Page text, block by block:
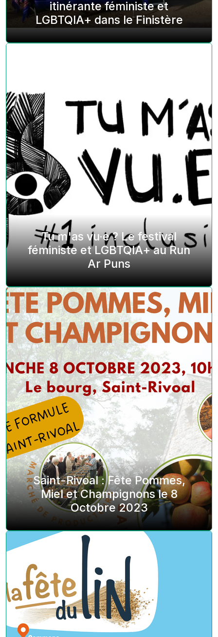
itinérante féministe et
LGBTQIA+ dans le Finistère
Tu m'as vu·e ? Le festival
féministe et LGBTQIA+ au Run
Ar Puns
Saint-Rivoal : Fête Pommes,
Miel et Champignons le 8
Octobre 2023